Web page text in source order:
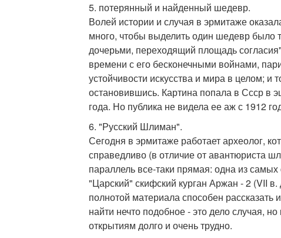
5. потерянный и найденный шедевр.
Волей истории и случая в эрмитаже
много, чтобы выделить один шедевр было
дочерьми, переходящий площадь
времени с его бесконечными войнами,
устойчивости искусства и мира в целом;
остановившись. Картина попала в Ссср
года. Но публика не видела ее аж с 1912
6. "Русский Шлиман".
Сегодня в эрмитаже работает археолог,
справедливо (в отличие от авантюриста
параллель все-таки прямая: одна из
"Царский" скифский курган Аржан - 2 (VII
полнотой материала способен
найти нечто подобное - это дело случая,
открытиям долго и очень трудно.